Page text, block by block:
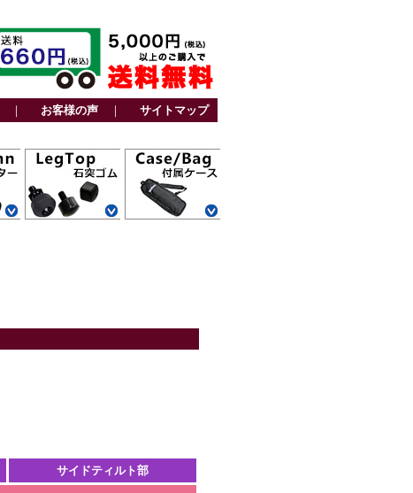
｜ お客様の声 ｜ サイトマップ
サイドティルト部